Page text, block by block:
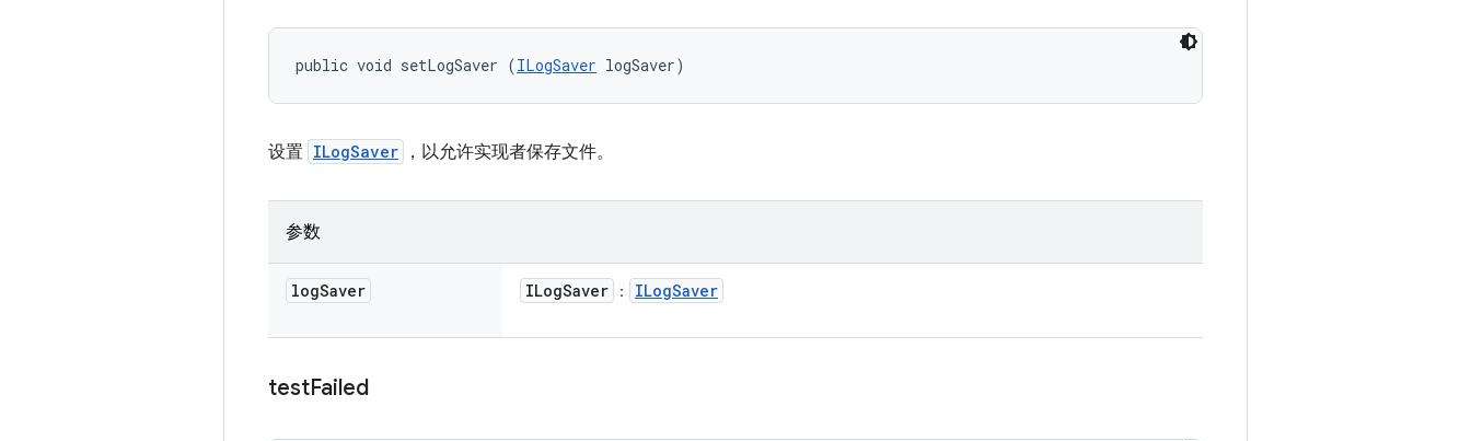
public void setLogSaver (ILogSaver logSaver)
设置 ILogSaver ，以允许实现者保存文件。
参数
logSaver ILogSaver ： ILogSaver
testFailed